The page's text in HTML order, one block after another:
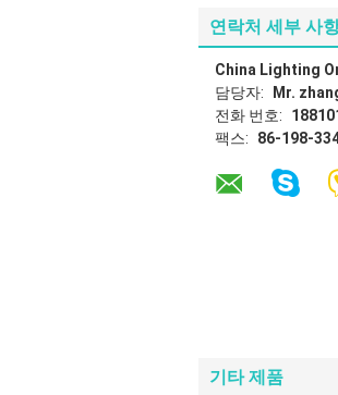
연락처 세부 사
China Lighting
담당자:
Mr.
전화 번호:
팩스:
86-198-
기타 제품